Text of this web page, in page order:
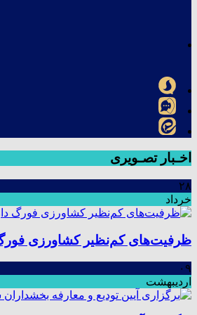
اخـبار تصـویری
۲۸
خرداد
ظرفیت‌های کم‌نظیر کشاورزی فورگ
۰۹
اردیبهشت